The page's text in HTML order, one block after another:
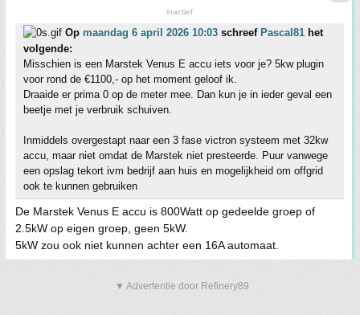
inactief
Op maandag 6 april 2026 10:03 schreef Pascal81 het
volgende:
Misschien is een Marstek Venus E accu iets voor je? 5kw plugin
voor rond de €1100,- op het moment geloof ik.
Draaide er prima 0 op de meter mee. Dan kun je in ieder geval een
beetje met je verbruik schuiven.
Inmiddels overgestapt naar een 3 fase victron systeem met 32kw
accu, maar niet omdat de Marstek niet presteerde. Puur vanwege
een opslag tekort ivm bedrijf aan huis en mogelijkheid om offgrid
ook te kunnen gebruiken
De Marstek Venus E accu is 800Watt op gedeelde groep of
2.5kW op eigen groep, geen 5kW.
5kW zou ook niet kunnen achter een 16A automaat.
▼ Advertentie door Refinery89